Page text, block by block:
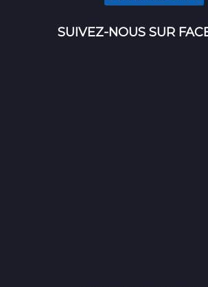
SUIVEZ-NOUS SUR